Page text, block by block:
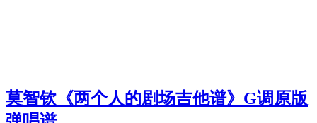
莫智钦《两个人的剧场吉他谱》G调原版